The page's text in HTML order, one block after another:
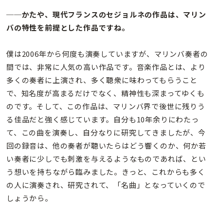
──かたや、現代フランスのセジョルネの作品は、マリン
バの特性を前提とした作品ですね。
僕は2006年から何度も演奏していますが、マリンバ奏者の
間では、非常に人気の高い作品です。音楽作品とは、より
多くの奏者に上演され、多く聴衆に味わってもらうこと
で、知名度が高まるだけでなく、精神性も深まってゆくも
のです。そして、この作品は、マリンバ界で後世に残りう
る佳品だと強く感じています。自分も10年余りにわたっ
て、この曲を演奏し、自分なりに研究してきましたが、今
回の録音は、他の奏者が聴いたらはどう響くのか、何か若
い奏者に少しでも刺激を与えるようなものであれば、とい
う想いを持ちながら臨みました。きっと、これからも多く
の人に演奏され、研究されて、「名曲」となっていくので
しょうから。